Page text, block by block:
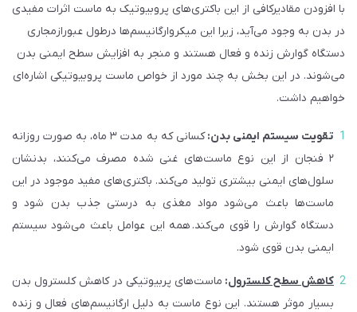
با افزودن مقادیرکافی از این باکتری‌های پروبیوتیک به ماست اثرات مفیدی
در بدن به وجود می‌آید، زیرا این میکروارگانیسم‌ها درطول عبورازمجاری
دستگاه گوارش زنده و فعال هستند و منجر به افزایش سطح ایمنی بدن
می‌شوند. در این بخش به چند مورد از خواص ماست پروبیوتیکی اشاره‌ای
خواهیم داشت.
تقویت سیستم ایمنی بدن:
کسانی که به مدت ۳ ماه، به صورت روزانه
۲ فنجان از این نوع ماست‌های غنی شده مصرف می‌کنند، بدنشان
سلول‌های ایمنی بیشتری تولید می‌کند. باکتری‌های مفید موجود در این
ماست‌ها باعث می‌شود مواد مغذی به درستی جذب بدن شود و
دستگاه گوارش را قوی می‌کند. همه این عوامل باعث می‌شود سیستم
ایمنی بدن قوی شود.
کاهش سطح کلسترول: ماست‌های پربیوتیکی در کاهش کلسترول بدن
بسیار موثر هستند. این نوع ماست به دلیل ارگانیسم‌های فعال و زنده